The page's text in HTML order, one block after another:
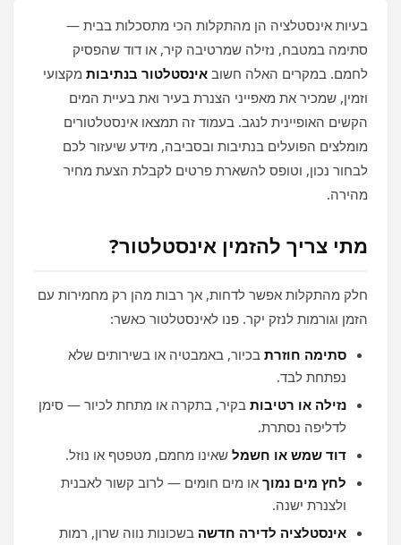
בעיות אינסטלציה הן מהתקלות הכי מתסכלות בבית —
סתימה במטבח, נזילה שמרטיבה קיר, או דוד שהפסיק
לחמם. במקרים האלה חשוב אינסטלטור בנתיבות מקצועי
וזמין, שמכיר את מאפייני הצנרת בעיר ואת בעיית המים
הקשים האופיינית לנגב. בעמוד זה תמצאו אינסטלטורים
מומלצים הפועלים בנתיבות ובסביבה, מידע שיעזור לכם
לבחור נכון, וטופס להשארת פרטים לקבלת הצעת מחיר
מהירה.
מתי צריך להזמין אינסטלטור?
חלק מהתקלות אפשר לדחות, אך רבות מהן רק מחמירות עם
הזמן וגורמות לנזק יקר. פנו לאינסטלטור כאשר:
סתימה חוזרת בכיור, באמבטיה או בשירותים שלא
נפתחת לבד.
נזילה או רטיבות בקיר, בתקרה או מתחת לכיור — סימן
לדליפה נסתרת.
דוד שמש או חשמל שאינו מחמם, מטפטף או נוזל.
לחץ מים נמוך או מים חומים — לרוב קשור לאבנית
ולצנרת ישנה.
אינסטלציה לדירה חדשה בשכונות נווה שרון, רמות